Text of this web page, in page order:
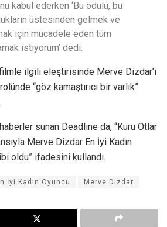
kabul ederken ‘Bu ödülü, bu
üstesinden gelmek ve
için mücadele eden tüm
istiyorum’ dedi.
ilgili eleştirisinde Merve Dizdar’ı
“göz kamaştırıcı bir varlık”
sunan Deadline da, “Kuru Otlar
Merve Dizdar En İyi Kadın
oldu” ifadesini kullandı.
İyi Kadın Oyuncu Merve Dizdar